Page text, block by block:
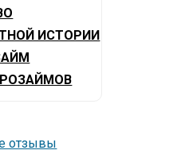
ИСТОРИИ
отзывы